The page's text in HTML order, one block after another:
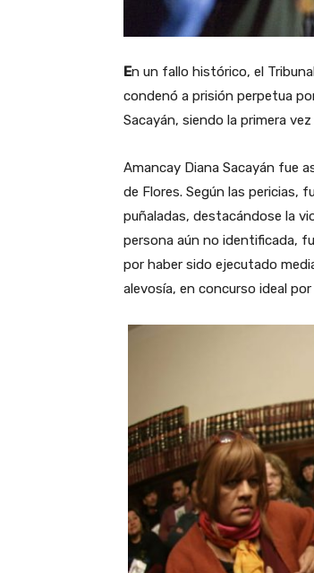
En un fallo histórico, el
condenó a prisión perpetua
Sacayán, siendo la primera
Amancay Diana Sacayán fue
de Flores. Según las pericias,
puñaladas, destacándose la
persona aún no identificada,
por haber sido ejecutado
alevosía, en concurso ideal por